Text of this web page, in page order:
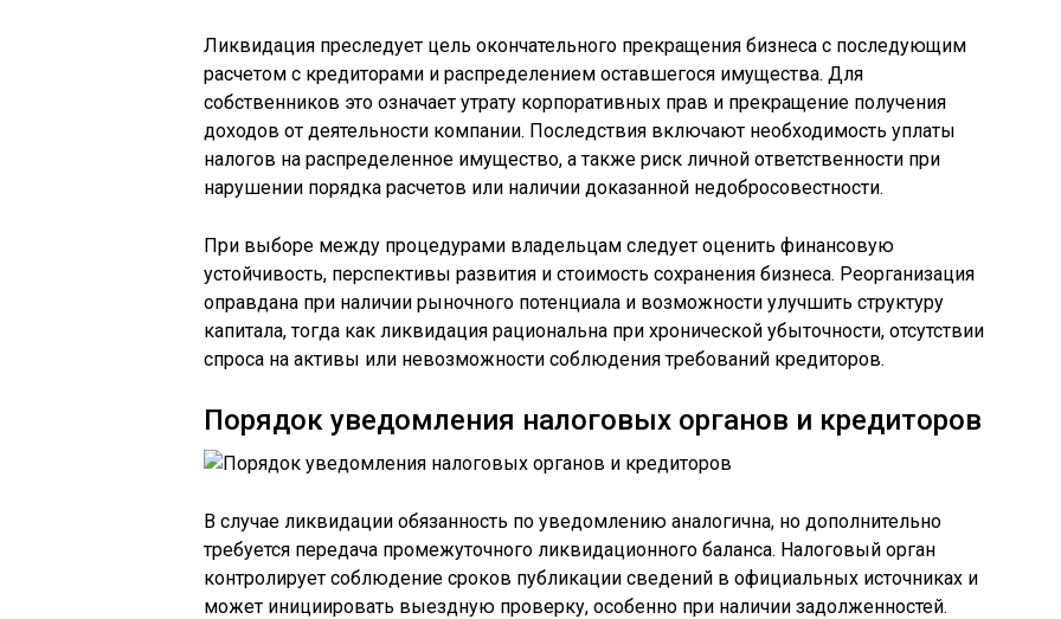
Ликвидация преследует цель окончательного прекращения бизнеса с последующим
расчетом с кредиторами и распределением оставшегося имущества. Для
собственников это означает утрату корпоративных прав и прекращение получения
доходов от деятельности компании. Последствия включают необходимость уплаты
налогов на распределенное имущество, а также риск личной ответственности при
нарушении порядка расчетов или наличии доказанной недобросовестности.
При выборе между процедурами владельцам следует оценить финансовую
устойчивость, перспективы развития и стоимость сохранения бизнеса. Реорганизация
оправдана при наличии рыночного потенциала и возможности улучшить структуру
капитала, тогда как ликвидация рациональна при хронической убыточности, отсутствии
спроса на активы или невозможности соблюдения требований кредиторов.
Порядок уведомления налоговых органов и кредиторов
В случае ликвидации обязанность по уведомлению аналогична, но дополнительно
требуется передача промежуточного ликвидационного баланса. Налоговый орган
контролирует соблюдение сроков публикации сведений в официальных источниках и
может инициировать выездную проверку, особенно при наличии задолженностей.